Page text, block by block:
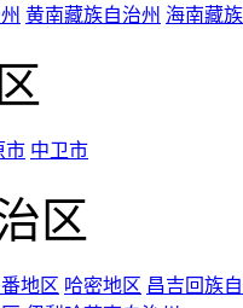
黄南藏族自治州 海南藏
市 中卫市
区
地区 哈密地区 昌吉回族